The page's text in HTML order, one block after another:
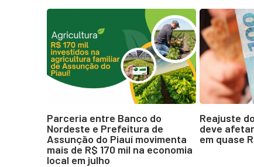
Parceria entre Banco do
Nordeste e Prefeitura de
Assunção do Piauí movimenta
mais de R$ 170 mil na economia
local em julho
Reajuste
deve
em quase